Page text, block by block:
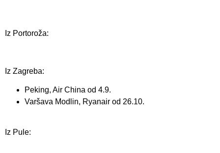
Iz Portoroža:
Iz Zagreba:
Peking, Air China od 4.9.
Varšava Modlin, Ryanair od 26.10.
Iz Pule: